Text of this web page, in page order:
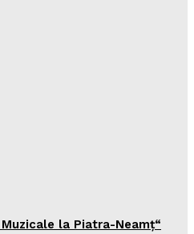
la Piatra-Neamţ“